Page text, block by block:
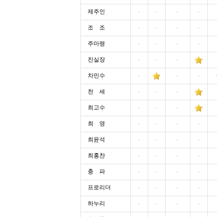
제주인 - - - -
조 조 - - - -
주마령 - - - -
진실장 - - -
차민수 - - -
천 세 - - -
최고수 - - -
최 영 - - - -
최윤석 - - - -
최홍찬 - - - -
충 파 - - - -
프로리더 - - - -
하누리 - - - -